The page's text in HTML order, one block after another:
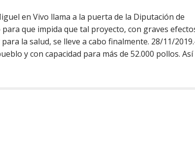
en Vivo llama a la puerta de la Diputación de
que impida que tal proyecto, con graves
la salud, se lleve a cabo finalmente. 28/11/
y con capacidad para más de 52.000 pollos. Así